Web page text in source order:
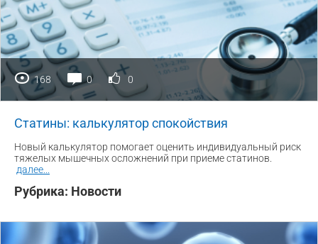
168 0 0
Статины: калькулятор спокойствия
Новый калькулятор помогает оценить индивидуальный риск
тяжелых мышечных осложнений при приеме статинов.
далее
Рубрика: Новости